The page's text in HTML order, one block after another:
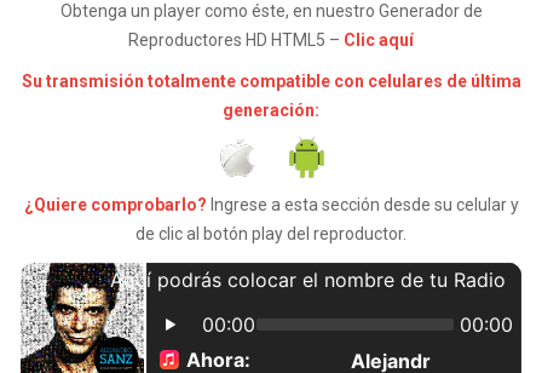
Obtenga un player como éste, en nuestro Generador de
Reproductores HD HTML5 – Clic aquí
Su transmisión totalmente compatible con celulares de última
generación:
¿Quiere comprobarlo? Ingrese a esta sección desde su celular y
de clic al botón play del reproductor.